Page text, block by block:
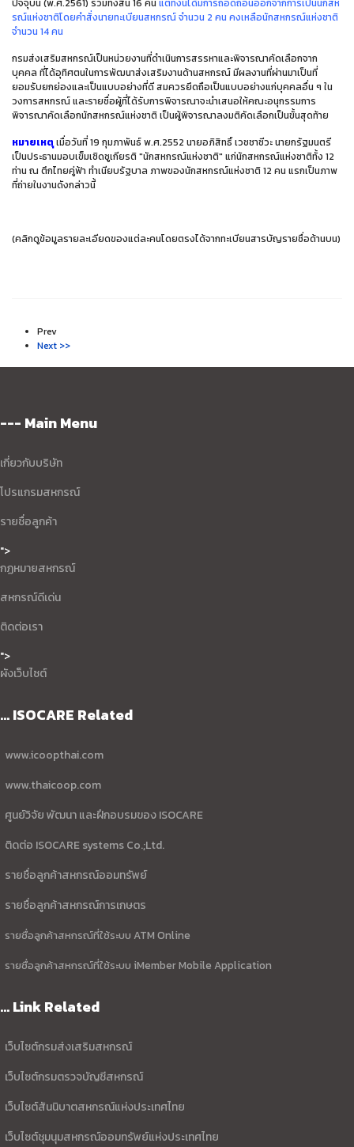
รณ์แห่งชาติโดยคำสั่งนายทะเบียนสหกรณ์ จำนวน 2 คน คงเหลือนักสหกรณ์แห่งชาติ
จำนวน 14 คน
กรมส่งเสริมสหกรณ์เป็นหน่วยงานที่ดำเนินการสรรหาและพิจารณาคัดเลือกจาก
บุคคล ที่ได้อุทิศตนในการพัฒนาส่งเสริมงานด้านสหกรณ์ มีผลงานที่ผ่านมาเป็นที่
ยอมรับยกย่องและเป็นแบบอย่างที่ดี สมควรยึดถือเป็นแบบอย่างแก่บุคคลอื่น ๆ ใน
วงการสหกรณ์ และรายชื่อผู้ที่ได้รับการพิจารณาจะนำเสนอให้คณะอนุกรรมการ
พิจารณาคัดเลือกนักสหกรณ์แห่งชาติ เป็นผู้พิจารณาลงมติคัดเลือกเป็นขั้นสุดท้าย
หมายเหตุ เมื่อวันที่ 19 กุมภาพันธ์ พ.ศ.2552 นายอภิสิทธิ์ เวชชาชีวะ นายกรัฐมนตรี
เป็นประธานมอบเข็มเชิดชูเกียรติ "นักสหกรณ์แห่งชาติ" แก่นักสหกรณ์แห่งชาติทั้ง 12
ท่าน ณ ตึกไทยคู่ฟ้า ทำเนียบรัฐบาล ภาพของนักสหกรณ์แห่งชาติ 12 คน แรกเป็นภาพ
ที่ถ่ายในงานดังกล่าวนี้
(คลิกดูข้อมูลรายละเอียดของแต่ละคนโดยตรงได้จากทะเบียนสารบัญรายชื่อด้านบน)
Prev
Next >>
--- Main Menu
เกี่ยวกับบริษัท
โปรแกรมสหกรณ์
รายชื่อลูกค้า
">
กฏหมายสหกรณ์
สหกรณ์ดีเด่น
ติดต่อเรา
">
ผังเว็บไซต์
... ISOCARE Related
www.icoopthai.com
www.thaicoop.com
ศูนย์วิจัย พัฒนา และฝึกอบรมของ ISOCARE
ติดต่อ ISOCARE systems Co.;Ltd.
รายชื่อลูกค้าสหกรณ์ออมทรัพย์
รายชื่อลูกค้าสหกรณ์การเกษตร
รายชื่อลูกค้าสหกรณ์ที่ใช้ระบบ ATM Online
รายชื่อลูกค้าสหกรณ์ที่ใช้ระบบ iMember Mobile Application
... Link Related
เว็บไซต์กรมส่งเสริมสหกรณ์
เว็บไซต์กรมตรวจบัญชีสหกรณ์
เว็บไซต์สันนิบาตสหกรณ์แห่งประเทศไทย
เว็บไซต์ชุมนุมสหกรณ์ออมทรัพย์แห่งประเทศไทย